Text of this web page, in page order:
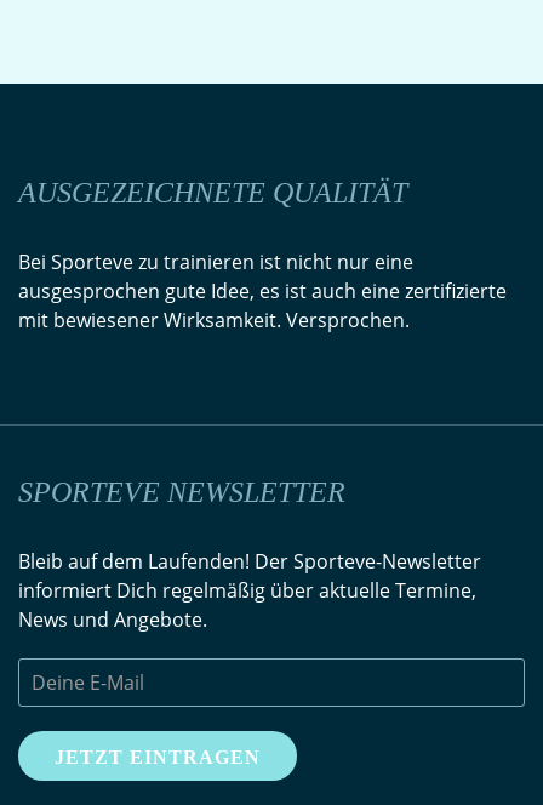
AUSGEZEICHNETE QUALITÄT
Bei Sporteve zu trainieren ist nicht nur eine
ausgesprochen gute Idee, es ist auch eine zertifizierte
mit bewiesener Wirksamkeit. Versprochen.
SPORTEVE NEWSLETTER
Bleib auf dem Laufenden! Der Sporteve-Newsletter
informiert Dich regelmäßig über aktuelle Termine,
News und Angebote.
JETZT EINTRAGEN